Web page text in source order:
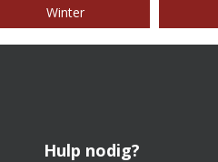
Winter
Hulp nodig?